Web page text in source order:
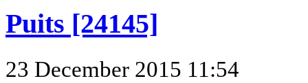
Puits [24145]
23 December 2015 11:54